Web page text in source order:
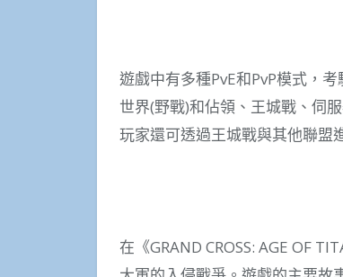
遊戲中有多種PvE和PvP模式，
世界(野戰)和佔領、王城戰、伺
玩家還可透過王城戰與其他聯盟
在《GRAND CROSS: AGE OF